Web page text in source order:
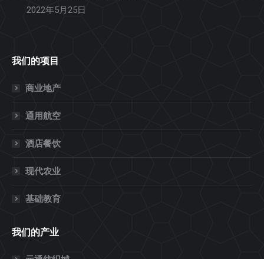
2022年5月25日
我们的项目
商业地产
通用航空
酒店餐饮
现代农业
基础教育
我们的产业